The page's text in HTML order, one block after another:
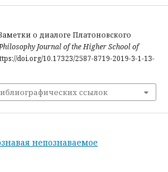
о диалоге Платоновского
Journal of the Higher School of
doi.org/10.17323/2587-8719-2019-3-1-13-
ссылок
непознаваемое